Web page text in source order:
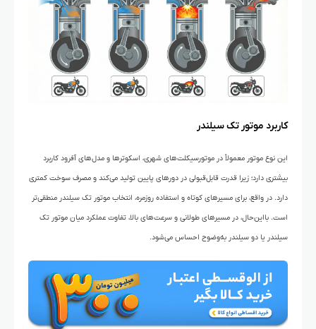
کاربرد موتور تک سیلندر
این نوع موتور معمولاً در موتورسیکلت‌های شهری، اسکوترها و مدل‌های آفرود کاربرد
بیشتری دارد؛ زیرا قدرت قابل‌قبولی در دورهای پایین تولید می‌کند و مصرف سوخت کمتری
دارد. در واقع، برای مسیرهای کوتاه و استفاده روزمره، انتخاب موتور تک سیلندر منطقی‌تر
است. بااین‌حال، در مسیرهای طولانی و سرعت‌های بالا، تفاوت عملکرد میان موتور تک
سیلندر یا دو سیلندر به‌وضوح احساس می‌شود.